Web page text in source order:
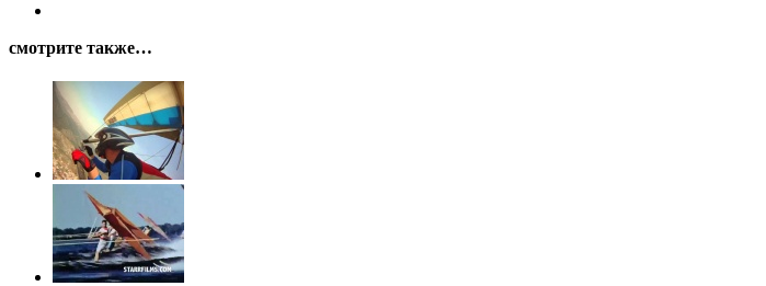
смотрите также…